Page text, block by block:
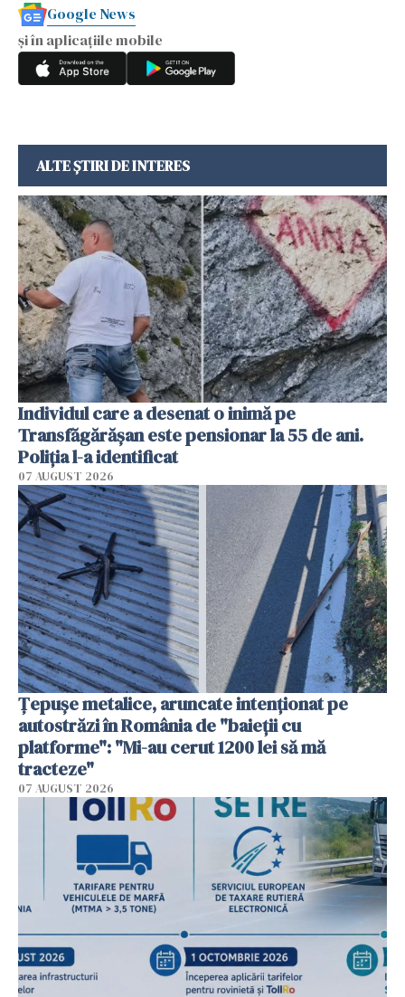
Google News
și în aplicațiile mobile
ALTE ȘTIRI DE INTERES
Individul care a desenat o inimă pe
Transfăgărășan este pensionar la 55 de ani.
Poliția l-a identificat
07 AUGUST 2026
Țepușe metalice, aruncate intenționat pe
autostrăzi în România de "baieții cu
platforme": "Mi-au cerut 1200 lei să mă
tracteze"
07 AUGUST 2026